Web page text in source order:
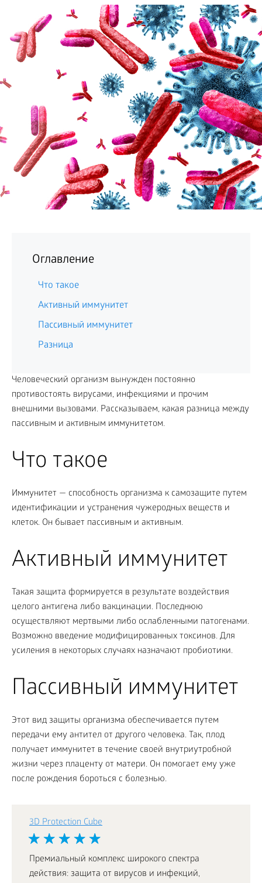
Оглавление
Что такое
Активный иммунитет
Пассивный иммунитет
Разница
Человеческий организм вынужден постоянно
противостоять вирусами, инфекциями и прочим
внешними вызовами. Рассказываем, какая разница между
пассивным и активным иммунитетом.
Что такое
Иммунитет — способность организма к самозащите путем
идентификации и устранения чужеродных веществ и
клеток. Он бывает пассивным и активным.
Активный иммунитет
Такая защита формируется в результате воздействия
целого антигена либо вакцинации. Последнюю
осуществляют мертвыми либо ослабленными патогенами.
Возможно введение модифицированных токсинов. Для
усиления в некоторых случаях назначают пробиотики.
Пассивный иммунитет
Этот вид защиты организма обеспечивается путем
передачи ему антител от другого человека. Так, плод
получает иммунитет в течение своей внутриутробной
жизни через плаценту от матери. Он помогает ему уже
после рождения бороться с болезнью.
3D Protection Cube
Премиальный комплекс широкого спектра
действия: защита от вирусов и инфекций,